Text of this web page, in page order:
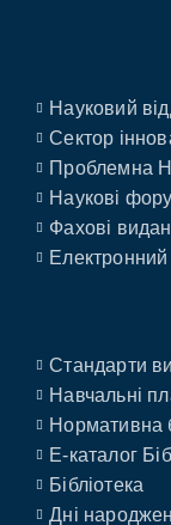
Науковий
Сектор
Проблемна
Наукові
Фахові
Електронний
Стандарти
Навчальні
Нормативна
E-каталог
Бібліотека
Дні